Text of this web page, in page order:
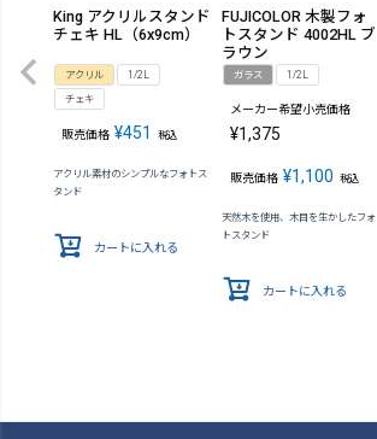
King アクリルスタンド
チェキ HL（6x9cm）
アクリル
1/2L
チェキ
販売価格 ¥451 税込
アクリル素材のシンプルなフォトス
タンド
カートに入れる
FUJICOLOR 木製フォ
トスタンド 4002HL ブ
ラウン
ガラス 1/2L
メーカー希望小売価格
¥1,375
販売価格 ¥1,100 税込
天然木を使用、木目を生かしたフォ
トスタンド
カートに入れる